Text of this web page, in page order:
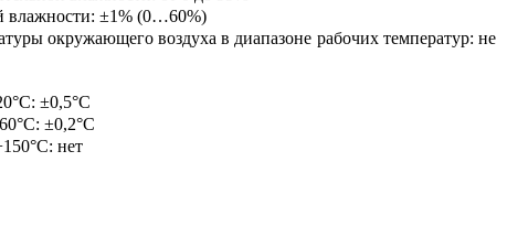
влажности: ±1% (0…60%)
окружающего воздуха в диапазоне рабочих температур: не
±0,5°С
±0,2°С
нет